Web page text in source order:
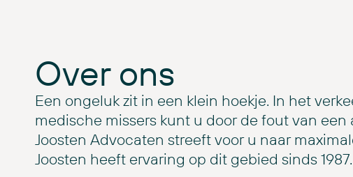
Over ons
Een ongeluk zit in een klein hoekje. In het
medische missers kunt u door de fout van een
Joosten Advocaten streeft voor u naar
Joosten heeft ervaring op dit gebied sinds 1987.